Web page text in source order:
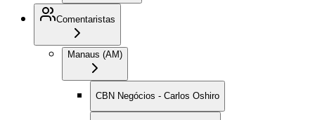
Comentaristas
Manaus (AM)
CBN Negócios - Carlos Oshiro